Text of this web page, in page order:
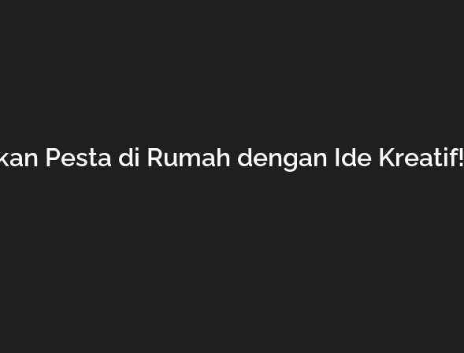
Pesta di Rumah dengan Ide Kreatif!